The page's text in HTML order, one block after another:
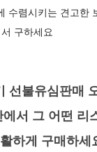
수렴시키는 견고한
구하세요
선불유심판매
서 그 어떤 리
하게 구매하세